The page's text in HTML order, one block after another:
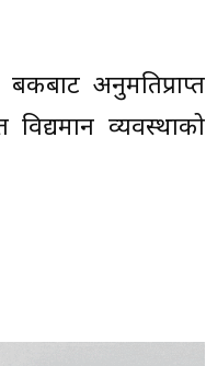
अनुमतिप्राप्त
व्यवस्थाको